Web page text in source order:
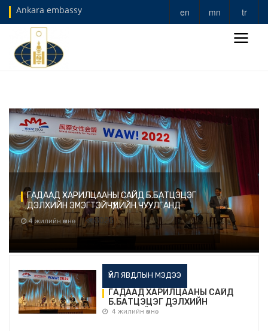
Ankara embassy en mn tr
ГАДААД ХАРИЛЦААНЫ САЙД Б.БАТЦЭЦЭГ
ДЭЛХИЙН ЭМЭГТЭЙЧҮҮДИЙН ЧУУЛГАНД
ОРОЛЦОВ
4 жилийн өмнө 3026
ҮЙЛ ЯВДЛЫН МЭДЭЭ
ГАДААД ХАРИЛЦААНЫ САЙД
Б.БАТЦЭЦЭГ ДЭЛХИЙН
ЭМЭГТЭЙЧҮҮДИЙН ЧУУЛГАНД
4 жилийн өмнө